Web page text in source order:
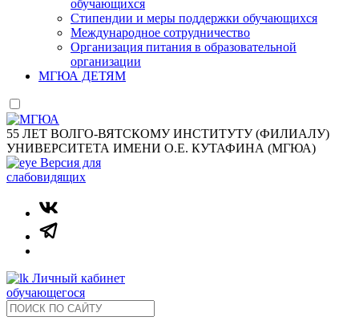
обучающихся
Стипендии и меры поддержки обучающихся
Международное сотрудничество
Организация питания в образовательной
организации
МГЮА ДЕТЯМ
55 ЛЕТ ВОЛГО-ВЯТСКОМУ ИНСТИТУТУ (ФИЛИАЛУ)
УНИВЕРСИТЕТА ИМЕНИ О.Е. КУТАФИНА (МГЮА)
Версия для
слабовидящих
Личный кабинет
обучающегося